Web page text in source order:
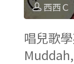
西西Ｃ
唱兒歌